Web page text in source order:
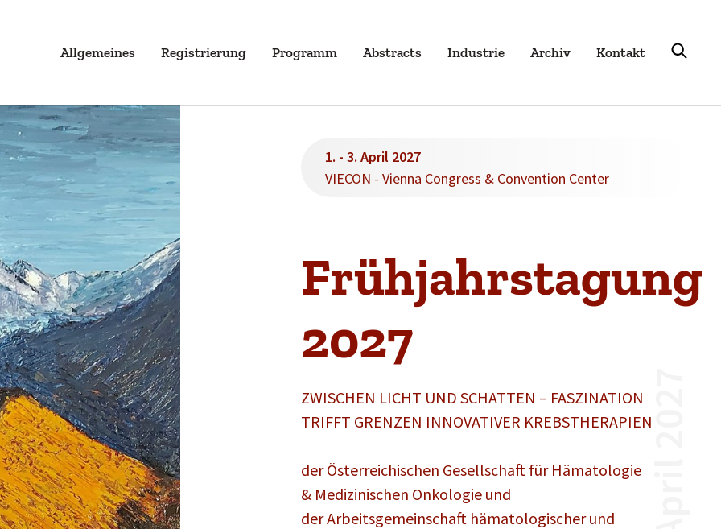
Allgemeines Registrierung Programm Abstracts Industrie Archiv Kontakt
1. - 3. April 2027
VIECON - Vienna Congress & Convention Center
Frühjahrstagung
2027
ZWISCHEN LICHT UND SCHATTEN – FASZINATION
TRIFFT GRENZEN INNOVATIVER KREBSTHERAPIEN
der Österreichischen Gesellschaft für Hämatologie
& Medizinischen Onkologie und
der Arbeitsgemeinschaft hämatologischer und